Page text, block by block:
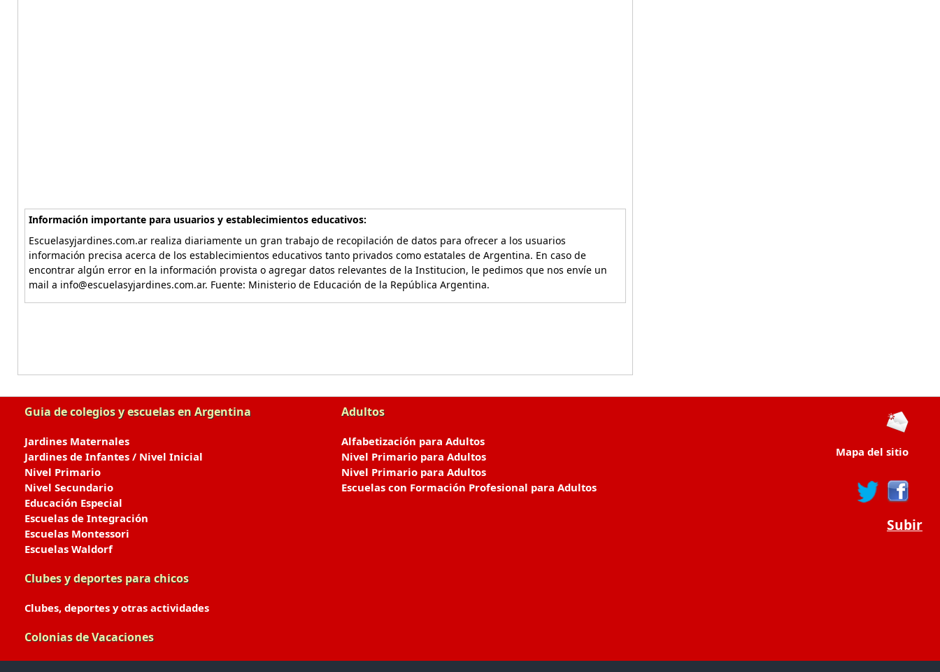
Información importante para usuarios y establecimientos educativos:
Escuelasyjardines.com.ar realiza diariamente un gran trabajo de recopilación de datos para ofrecer a los usuarios
información precisa acerca de los establecimientos educativos tanto privados como estatales de Argentina. En caso de
encontrar algún error en la información provista o agregar datos relevantes de la Institucion, le pedimos que nos envíe un
mail a info@escuelasyjardines.com.ar. Fuente: Ministerio de Educación de la República Argentina.
Guia de colegios y escuelas en Argentina
Jardines Maternales
Jardines de Infantes / Nivel Inicial
Nivel Primario
Nivel Secundario
Educación Especial
Escuelas de Integración
Escuelas Montessori
Escuelas Waldorf
Clubes y deportes para chicos
Clubes, deportes y otras actividades
Colonias de Vacaciones
Adultos
Alfabetización para Adultos
Nivel Primario para Adultos
Nivel Primario para Adultos
Escuelas con Formación Profesional para Adultos
Mapa del sitio
Subir